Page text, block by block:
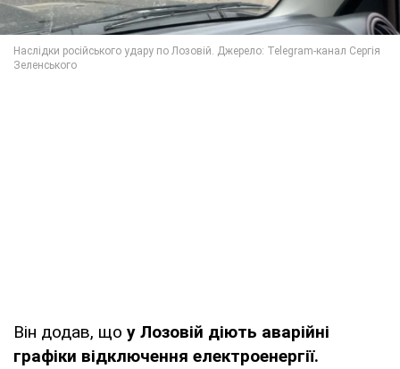
Він додав, що у Лозовій діють аварійні
графіки відключення електроенергії.